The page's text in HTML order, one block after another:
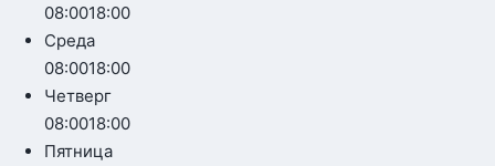
08:0018:00
Среда
08:0018:00
Четверг
08:0018:00
Пятница